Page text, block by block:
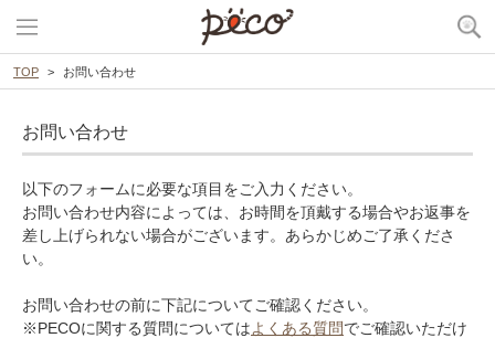
TOP お問い合わせ
お問い合わせ
以下のフォームに必要な項目をご入力ください。
お問い合わせ内容によっては、お時間を頂戴する場合やお返事を
差し上げられない場合がございます。あらかじめご了承くださ
い。
お問い合わせの前に下記についてご確認ください。
※PECOに関する質問についてはよくある質問でご確認いただけ